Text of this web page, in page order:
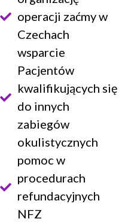
operacji zaćmy w
Czechach
wsparcie
Pacjentów
kwalifikujących się
do innych
zabiegów
okulistycznych
pomoc w
procedurach
refundacyjnych
NFZ